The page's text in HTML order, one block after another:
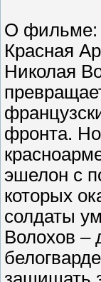
О фильме:
Красная
Николая
фронта. Но
эшелон с
которых
солдаты
Волохов –